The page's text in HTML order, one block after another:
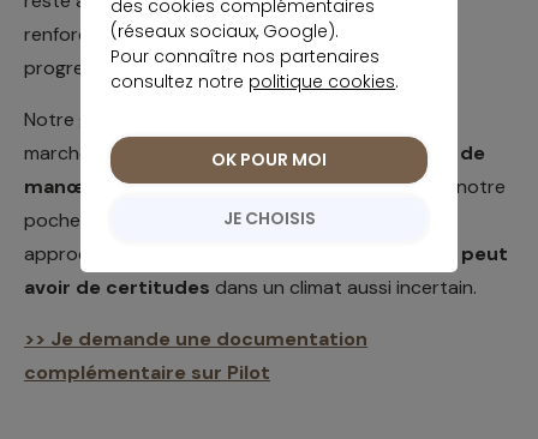
renforcer sur les actions européennes,
progressivement et par paliers.
Notre grande prudence des derniers mois sur les
marchés actions nous offre degrandes marges de
manœuvresi nous voulons à nouveau renforcer notre
poche actions dans les prochains mois. Cette
approche graduelle est indispensable,
car nul ne peut
avoir de certitudes dans un climat aussi incertain.
>> Je demande une documentation
complémentaire sur Pilot
des cookies complémentaires
(réseaux sociaux, Google).
Pour connaître nos partenaires
consultez notre politique cookies.
JE CHOISIS
OK POUR MOI